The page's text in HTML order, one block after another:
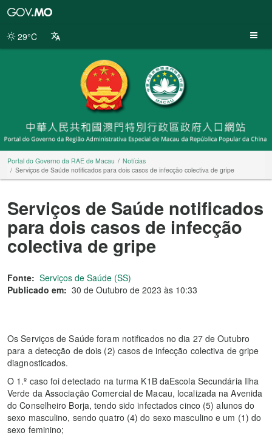
da
29°C
Portal do Governo da RAE de Macau
Notícias
Serviços de Saúde notificados para dois casos de infecção colectiva de gripe
Serviços de Saúde notificados
para dois casos de infecção
colectiva de gripe
Fonte: Serviços de Saúde (SS)
Publicado em: 30 de Outubro de 2023 às 10:33
Os Serviços de Saúde foram notificados no dia 27 de Outubro
para a detecção de dois (2) casos de infecção colectiva de gripe
diagnosticados.
O 1.º caso foi detectado na turma K1B daEscola Secundária Ilha
Verde da Associação Comercial de Macau, localizada na Avenida
do Conselheiro Borja, tendo sido infectados cinco (5) alunos do
sexo masculino, sendo quatro (4) do sexo masculino e um (1) do
sexo feminino;